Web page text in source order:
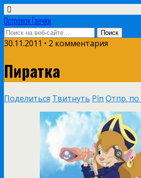
Островок Гаечки
30.11.2011 • 2 комментария
Пиратка
Поделиться Твитнуть Pin Отпр. по